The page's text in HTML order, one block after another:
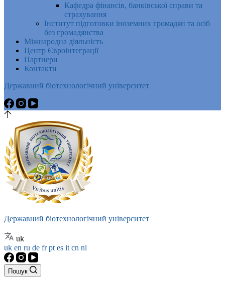
Кафедра фінансів, банківської справи та
страхування
Інститут підготовки іноземних громадян та осіб
без громадянства
Міжнародна діяльність
Центр Євроінтеграції
Партнери
Контакти
Державний біотехнологічний університет
Державний біотехнологічний університет
uk
uk en ru de frpt es it cn nl
Пошук